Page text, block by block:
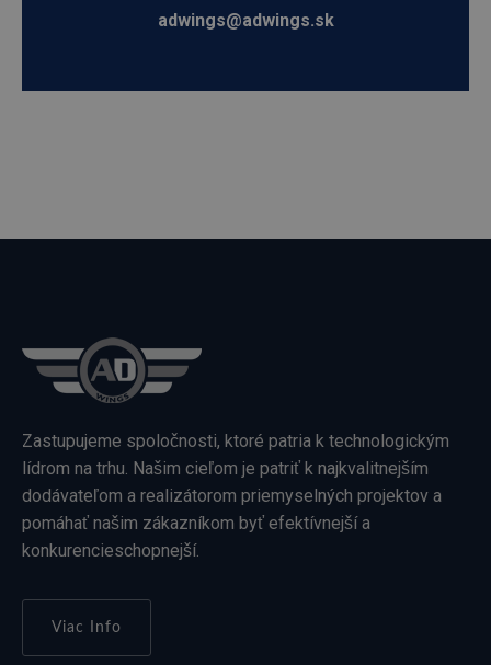
adwings@adwings.sk
Zastupujeme spoločnosti, ktoré patria k technologickým
lídrom na trhu. Našim cieľom je patriť k najkvalitnejším
dodávateľom a realizátorom priemyselných projektov a
pomáhať našim zákazníkom byť efektívnejší a
konkurencieschopnejší.
Viac Info